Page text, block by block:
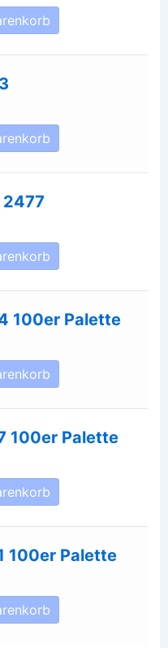
2477
100er Palette
100er Palette
100er Palette